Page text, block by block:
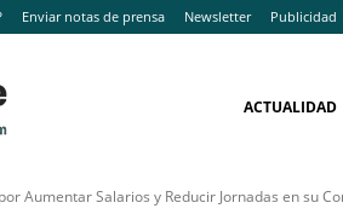
Enviar notas de prensa Newsletter Publicidad
ACTUALIDAD
Aumentar Salarios y Reducir Jornadas en su